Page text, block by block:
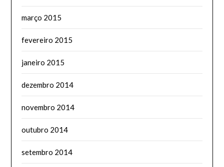
março 2015
fevereiro 2015
janeiro 2015
dezembro 2014
novembro 2014
outubro 2014
setembro 2014